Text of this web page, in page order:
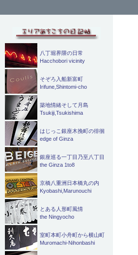
索
八丁堀界隈の日常
Hacchobori vicinity
そぞろ入船新富町
Irifune,Shintomi-cho
築地情緒そして月島
Tsukiji,Tsukishima
はじっこ銀座木挽町の徘徊
edge of Ginza
銀座巡る一丁目乃至八丁目
the Ginza 1to8
京橋八重洲日本橋丸の内
Kyobashi,Marunouchi
とある人形町風情
the Ningyocho
室町本町小舟町から横山町
Muromachi-Nihonbashi